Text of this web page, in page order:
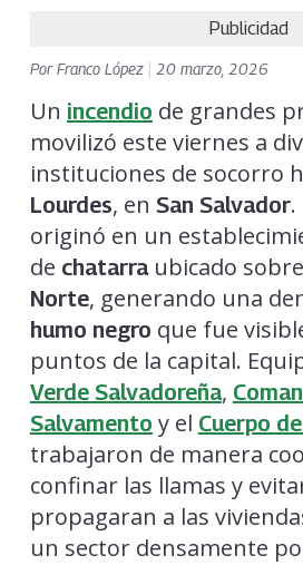
Publicidad
PorFranco López 20 marzo, 2026
Un incendio de grandes
movilizó este viernes a
instituciones de socorro
Lourdes, en San Salvador.
originó en un
de chatarraubicado
Norte, generando una
humo negro que fue
puntos de la capital.
Verde Salvadoreña,
Salvamento y el Cuerpo
trabajaron de manera
confinar las llamas y
propagaran a las
un sector densamente